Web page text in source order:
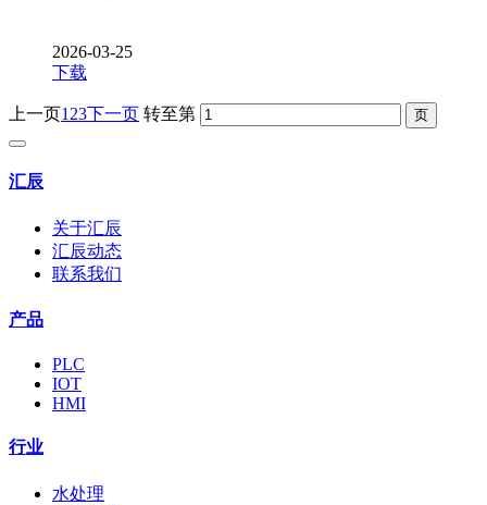
2026-03-25
下载
上一页1 23下一页 转至第
汇辰
关于汇辰
汇辰动态
联系我们
产品
PLC
IOT
HMI
行业
水处理